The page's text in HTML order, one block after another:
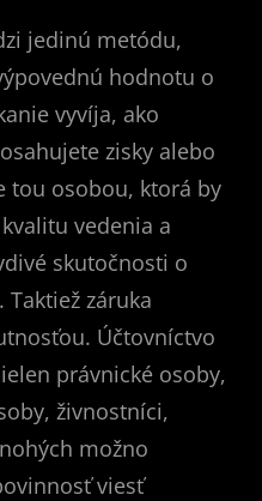
jedinú metódu,
hodnotu o
vyvíja, ako
zisky alebo
tou osobou, ktorá by
vedenia a
skutočnosti o
záruka
Účtovníctvo
právnické osoby,
živnostníci,
možno
viesť